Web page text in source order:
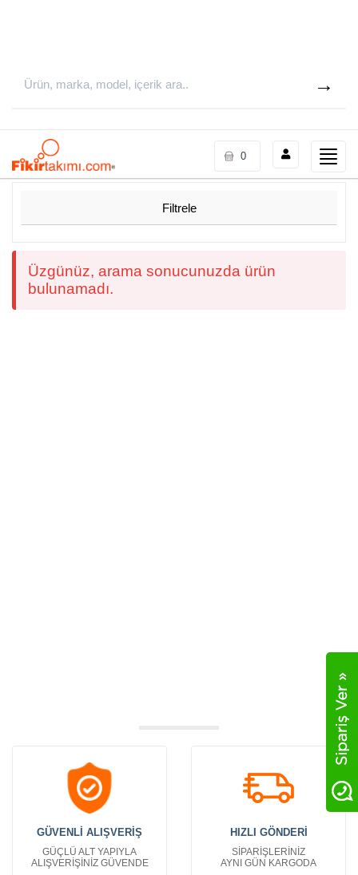
Toggle
0
Filtrele
Üzgünüz, arama sonucunuzda ürün
bulunamadı.
GÜVENLİ ALIŞVERİŞ
GÜÇLÜ ALT YAPIYLA
ALIŞVERİŞİNİZ GÜVENDE
HIZLI GÖNDERİ
SİPARİŞLERİNİZ
AYNI GÜN KARGODA